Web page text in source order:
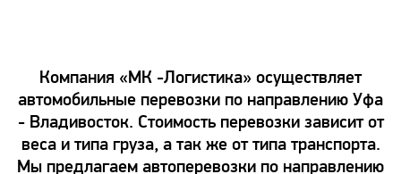
Компания «МК -Логистика» осуществляет
автомобильные перевозки по направлению Уфа
- Владивосток. Стоимость перевозки зависит от
веса и типа груза, а так же от типа транспорта.
Мы предлагаем автоперевозки по направлению